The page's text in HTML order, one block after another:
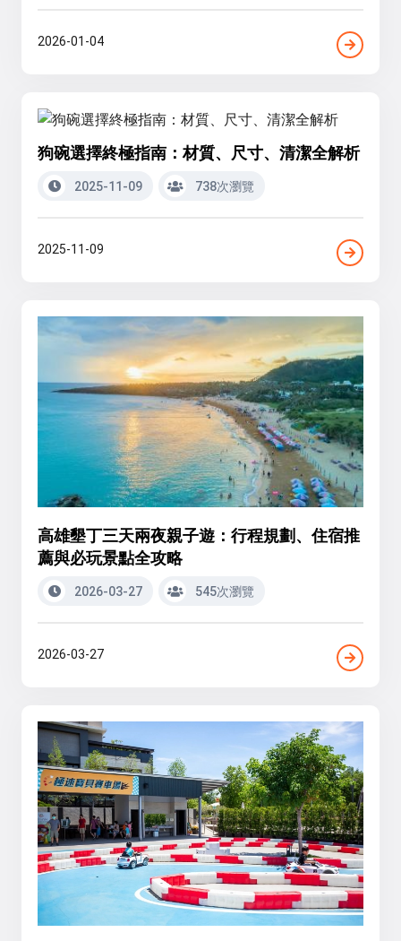
2026-01-04
狗碗選擇終極指南：材質、尺寸、清潔全解析
2025-11-09 738次瀏覽
2025-11-09
高雄墾丁三天兩夜親子遊：行程規劃、住宿推
薦與必玩景點全攻略
2026-03-27 545次瀏覽
2026-03-27